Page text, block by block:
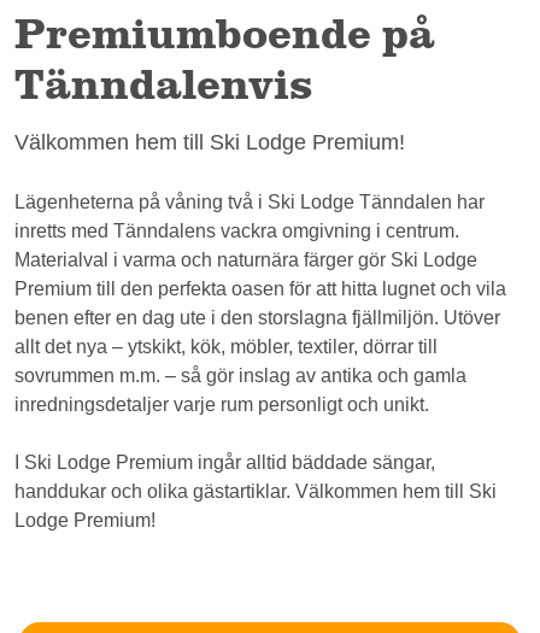
Premiumboende på
Tänndalenvis
Välkommen hem till Ski Lodge Premium!
Lägenheterna på våning två i Ski Lodge Tänndalen har
inretts med Tänndalens vackra omgivning i centrum.
Materialval i varma och naturnära färger gör Ski Lodge
Premium till den perfekta oasen för att hitta lugnet och vila
benen efter en dag ute i den storslagna fjällmiljön. Utöver
allt det nya – ytskikt, kök, möbler, textiler, dörrar till
sovrummen m.m. – så gör inslag av antika och gamla
inredningsdetaljer varje rum personligt och unikt.
I Ski Lodge Premium ingår alltid bäddade sängar,
handdukar och olika gästartiklar. Välkommen hem till Ski
Lodge Premium!